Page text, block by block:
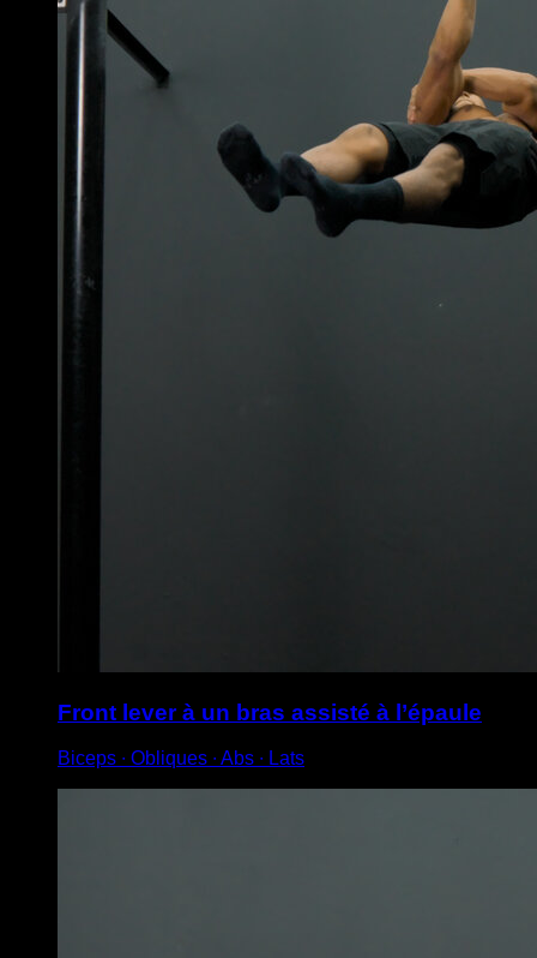
Front lever à un bras assisté à l’épaule
Biceps ∙ Obliques ∙ Abs ∙ Lats